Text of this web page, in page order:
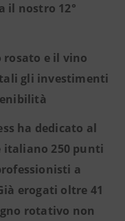
il nostro 12°
e il vino
gli investimenti
ha dedicato al
250 punti
a
erogati oltre 41
rotativo non